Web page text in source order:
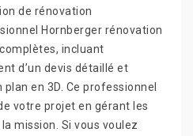
de rénovation
Hornberger rénovation
incluant
d’un devis détaillé et
en 3D. Ce professionnel
votre projet en gérant les
mission. Si vous voulez